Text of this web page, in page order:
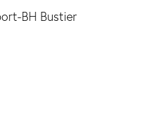
BH Bustier